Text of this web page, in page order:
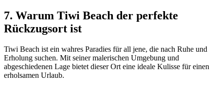
7. Warum Tiwi Beach der perfekte
Rückzugsort ist
Tiwi Beach ist ein wahres Paradies für all jene, die nach Ruhe und
Erholung suchen. Mit seiner malerischen Umgebung und
abgeschiedenen Lage bietet dieser Ort eine ideale Kulisse für einen
erholsamen Urlaub.